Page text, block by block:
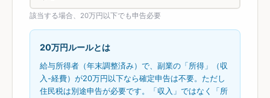
該当する場合、20万円以下でも申告必要
20万円ルールとは
給与所得者（年末調整済み）で、副業の「所得」（収
入-経費）が20万円以下なら確定申告は不要。ただし
住民税は別途申告が必要です。「収入」ではなく「所